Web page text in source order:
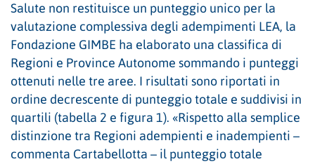
Salute non restituisce un punteggio unico per la
valutazione complessiva degli adempimenti LEA, la
Fondazione GIMBE ha elaborato una classifica di
Regioni e Province Autonome sommando i punteggi
ottenuti nelle tre aree. I risultati sono riportati in
ordine decrescente di punteggio totale e suddivisi in
quartili (tabella 2 e figura 1). «Rispetto alla semplice
distinzione tra Regioni adempienti e inadempienti –
commenta Cartabellotta – il punteggio totale